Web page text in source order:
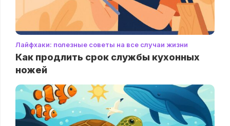
Лайфхаки: полезные советы на все случаи жизни
Как продлить срок службы кухонных
ножей